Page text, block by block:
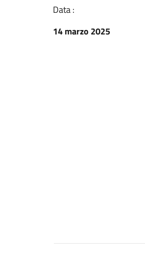
Data :
14 marzo 2025